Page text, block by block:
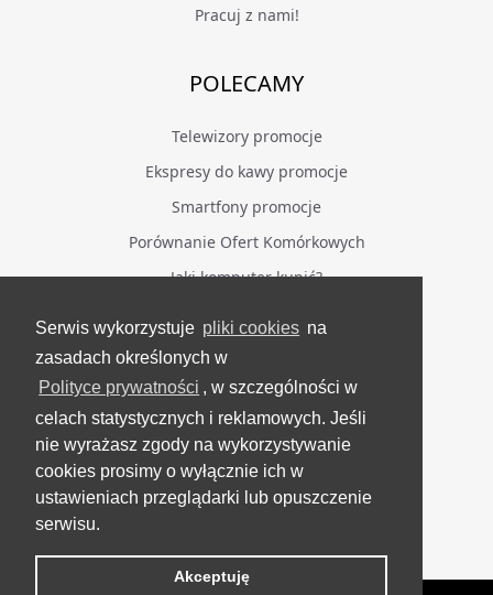
Serwis wykorzystuje pliki cookies na
zasadach określonych w
Polityce prywatności , w szczególności w
celach statystycznych i reklamowych. Jeśli
nie wyrażasz zgody na wykorzystywanie
cookies prosimy o wyłącznie ich w
ustawieniach przeglądarki lub opuszczenie
serwisu.
Akceptuję
Pracuj z nami!
POLECAMY
Telewizory promocje
Ekspresy do kawy promocje
Smartfony promocje
Porównanie Ofert Komórkowych
Jaki komputer kupić?
BĄDŹ NA BIEŻĄCO
Facebook
Grupa Testerzy Videotestów
YouTube
Twitter